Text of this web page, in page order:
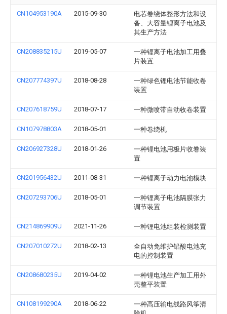
CN104953190A 2015-09-30
电芯卷绕体整形方法和设
备、大容量锂离子电池及
其生产方法
CN208835215U 2019-05-07
一种锂离子电池加工用叠
片装置
CN207774397U 2018-08-28
一种绿色锂电池节能收卷
装置
CN207618759U 2018-07-17 一种微喷带自动收卷装置
CN107978803A 2018-05-01 一种卷绕机
CN206927328U 2018-01-26
一种锂电池用极片收卷装
置
CN201956432U 2011-08-31 一种锂离子动力电池模块
CN207293706U 2018-05-01
一种锂离子电池隔膜张力
调节装置
CN214869909U 2021-11-26 一种锂电池组装检测装置
CN207010272U 2018-02-13
全自动免维护铅酸电池充
电的控制装置
CN208680235U 2019-04-02
一种锂电池生产加工用外
壳整平装置
CN108199290A 2018-06-22
一种高压输电线路风筝清